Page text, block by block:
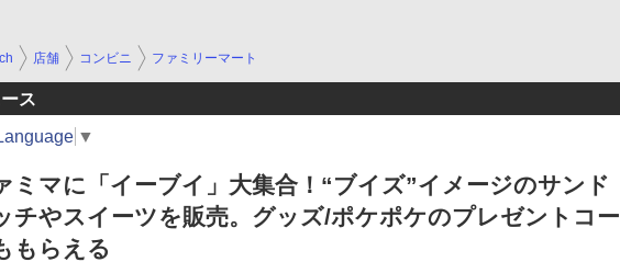
店舗 コンビニ ファミリーマート
ス
▼
ミマに「イーブイ」大集合！“ブイズ”イメージのサンド
チやスイーツを販売。グッズ/ポケポケのプレゼントコー
もらえる